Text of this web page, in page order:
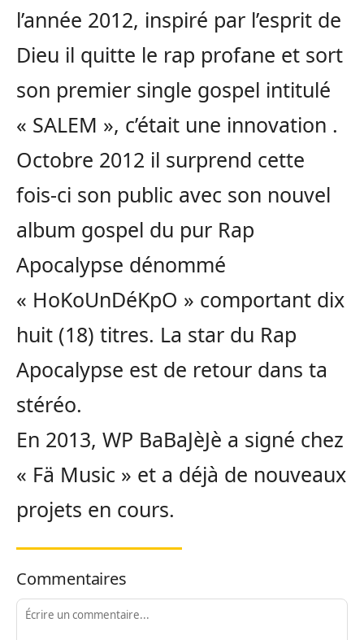
l’année 2012, inspiré par l’esprit de
Dieu il quitte le rap profane et sort
son premier single gospel intitulé
« SALEM », c’était une innovation .
Octobre 2012 il surprend cette
fois-ci son public avec son nouvel
album gospel du pur Rap
Apocalypse dénommé
« HoKoUnDéKpO » comportant dix
huit (18) titres. La star du Rap
Apocalypse est de retour dans ta
stéréo.
En 2013, WP BaBaJèJè a signé chez
« Fä Music » et a déjà de nouveaux
projets en cours.
Commentaires